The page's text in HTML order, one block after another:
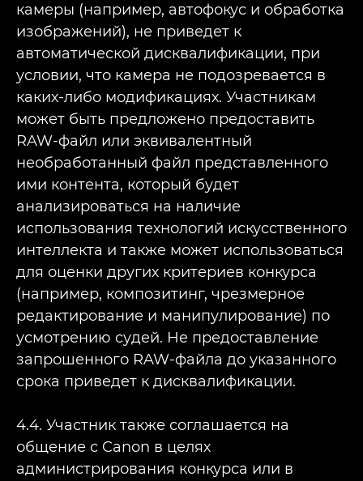
камеры (например, автофокус и обработка
изображений), не приведет к
автоматической дисквалификации, при
условии, что камера не подозревается в
каких-либо модификациях. Участникам
может быть предложено предоставить
RAW-файл или эквивалентный
необработанный файл представленного
ими контента, который будет
анализироваться на наличие
использования технологий искусственного
интеллекта и также может использоваться
для оценки других критериев конкурса
(например, композитинг, чрезмерное
редактирование и манипулирование) по
усмотрению судей. Не предоставление
запрошенного RAW-файла до указанного
срока приведет к дисквалификации.
4.4. Участник также соглашается на
общение с Canon в целях
администрирования конкурса или в